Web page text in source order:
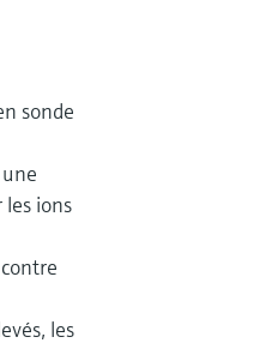
sonde
ions
les